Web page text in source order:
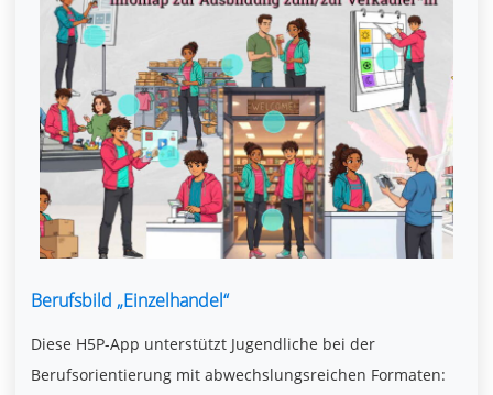
Berufsbild „Einzelhandel“
Diese H5P-App unterstützt Jugendliche bei der
Berufsorientierung mit abwechslungsreichen Formaten: